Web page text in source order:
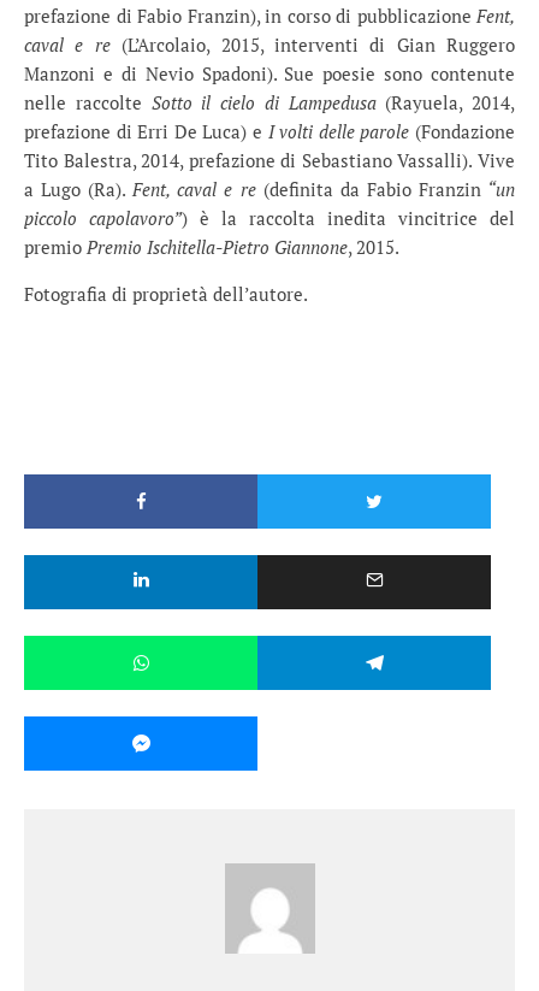
prefazione di Fabio Franzin), in corso di pubblicazione Fent,
caval e re(L’Arcolaio, 2015, interventi di Gian Ruggero
Manzoni e di Nevio Spadoni). Sue poesie sono contenute
nelle raccolte Sotto il cielo di Lampedusa(Rayuela, 2014,
prefazione di Erri De Luca) e I volti delle parole (Fondazione
Tito Balestra, 2014, prefazione di Sebastiano Vassalli). Vive
a Lugo (Ra). Fent, caval e re (definita da Fabio Franzin “un
piccolo capolavoro”) è la raccolta inedita vincitrice del
premio Premio Ischitella-Pietro Giannone, 2015.
Fotografia di proprietà dell’autore.